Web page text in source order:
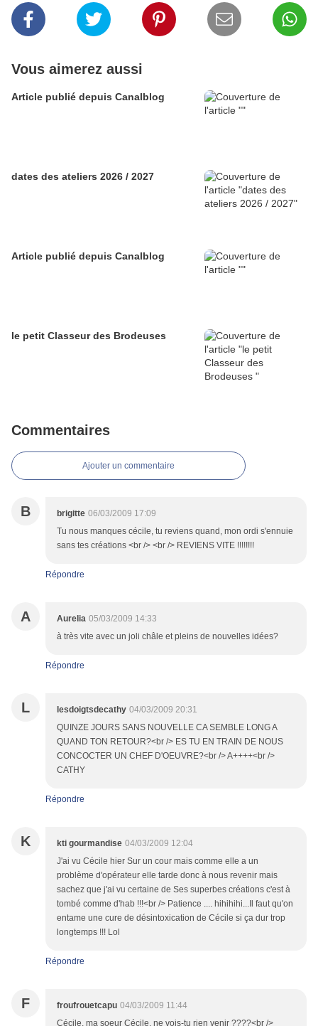
Vous aimerez aussi
Article publié depuis Canalblog
dates des ateliers 2026 / 2027
Article publié depuis Canalblog
le petit Classeur des Brodeuses
Commentaires
Ajouter un commentaire
B brigitte 06/03/2009 17:09
Tu nous manques cécile, tu reviens quand, mon ordi s'ennuie
sans tes créations <br /> <br /> REVIENS VITE !!!!!!!!
Répondre
A Aurelia 05/03/2009 14:33
à très vite avec un joli châle et pleins de nouvelles idées?
Répondre
L lesdoigtsdecathy 04/03/2009 20:31
QUINZE JOURS SANS NOUVELLE CA SEMBLE LONG A
QUAND TON RETOUR?<br /> ES TU EN TRAIN DE NOUS
CONCOCTER UN CHEF D'OEUVRE?<br /> A++++<br />
CATHY
Répondre
K kti gourmandise 04/03/2009 12:04
J'ai vu Cécile hier Sur un cour mais comme elle a un
problème d'opérateur elle tarde donc à nous revenir mais
sachez que j'ai vu certaine de Ses superbes créations c'est à
tombé comme d'hab !!!<br /> Patience .... hihihihi...Il faut qu'on
entame une cure de désintoxication de Cécile si ça dur trop
longtemps !!! Lol
Répondre
F froufrouetcapu 04/03/2009 11:44
Cécile, ma soeur Cécile, ne vois-tu rien venir ????<br />